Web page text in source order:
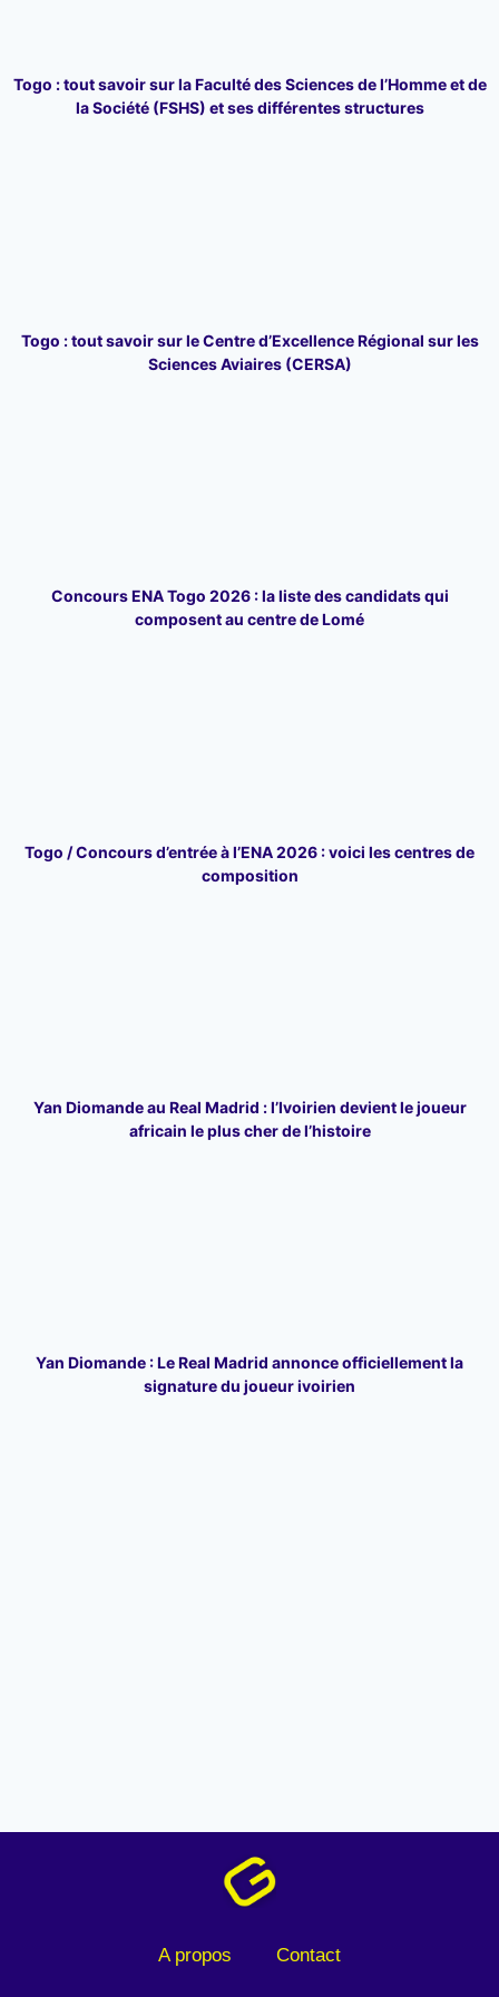
Togo : tout savoir sur la Faculté des Sciences de l’Homme et de
la Société (FSHS) et ses différentes structures
Togo : tout savoir sur le Centre d’Excellence Régional sur les
Sciences Aviaires (CERSA)
Concours ENA Togo 2026 : la liste des candidats qui
composent au centre de Lomé
Togo / Concours d’entrée à l’ENA 2026 : voici les centres de
composition
Yan Diomande au Real Madrid : l’Ivoirien devient le joueur
africain le plus cher de l’histoire
Yan Diomande : Le Real Madrid annonce officiellement la
signature du joueur ivoirien
A propos Contact